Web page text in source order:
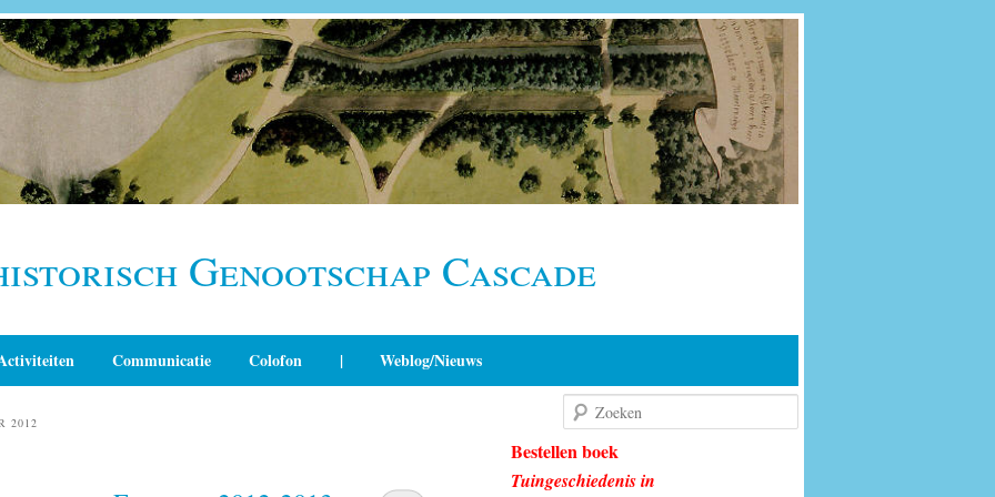
Genootschap Cascade
Communicatie Colofon | Weblog/Nieuws
2012
Bestellen boek
Tuingeschiedenis in